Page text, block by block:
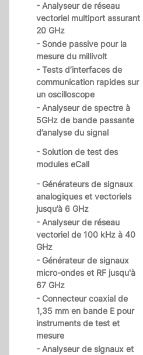
- Analyseur de réseau
vectoriel multiport assurant
20 GHz
- Sonde passive pour la
mesure du millivolt
- Tests d’interfaces de
communication rapides sur
un oscilloscope
- Analyseur de spectre à
5GHz de bande passante
d’analyse du signal
- Solution de test des
modules eCall
- Générateurs de signaux
analogiques et vectoriels
jusqu’à 6 GHz
- Analyseur de réseau
vectoriel de 100 kHz à 40
GHz
- Générateur de signaux
micro-ondes et RF jusqu'à
67 GHz
- Connecteur coaxial de
1,35 mm en bande E pour
instruments de test et
mesure
- Analyseur de signaux et